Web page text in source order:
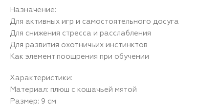
Назначение:
Для активных игр и самостоятельного досуга
Для снижения стресса и расслабления
Для развития охотничьих инстинктов
Как элемент поощрения при обучении
Характеристики:
Материал: плюш с кошачьей мятой
Размер: 9 см